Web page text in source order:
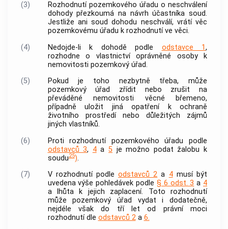
(3)
Rozhodnutí pozemkového úřadu o neschválení
dohody přezkoumá na návrh účastníka soud.
Jestliže ani soud dohodu neschválí, vrátí věc
pozemkovému úřadu k rozhodnutí ve věci.
(4)
Nedojde-li k dohodě podle odstavce 1,
rozhodne o vlastnictví oprávněné osobyk
nemovitosti pozemkový úřad.
(5)
Pokud je toho nezbytně třeba, může
pozemkový úřad zřídit nebo zrušit na
převáděné nemovitosti věcné břemeno,
případně uložit jiná opatření k ochraně
životního prostředí nebo důležitých zájmů
jiných vlastníků.
(6)
Proti rozhodnutí pozemkového úřadu podle
odstavců 3, 4a 5je možno podat žalobu k
soudu25).
(7)
V rozhodnutí podleodstavců 2 a 4musí být
uvedena výše pohledávek podle § 6 odst. 3 a 4
a lhůta k jejich zaplacení. Toto rozhodnutí
může pozemkový úřad vydat i dodatečně,
nejdéle však do tří let od právní moci
rozhodnutí dle odstavců 2a 6.